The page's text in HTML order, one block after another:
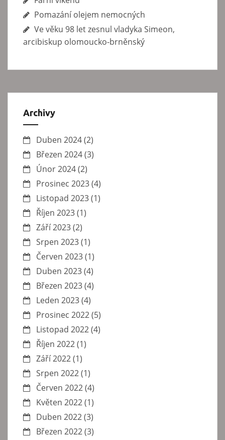
Pomazání olejem nemocných
Ve věku 98 let zesnul vladyka Simeon,
arcibiskup olomoucko-brněnský
Archivy
Duben 2024(2)
Březen 2024(3)
Únor 2024(2)
Prosinec 2023(4)
Listopad 2023(1)
Říjen 2023(1)
Září 2023(2)
Srpen 2023(1)
Červen 2023(1)
Duben 2023(4)
Březen 2023(4)
Leden 2023(4)
Prosinec 2022(5)
Listopad 2022(4)
Říjen 2022(1)
Září 2022(1)
Srpen 2022(1)
Červen 2022(4)
Květen 2022(1)
Duben 2022(3)
Březen 2022(3)